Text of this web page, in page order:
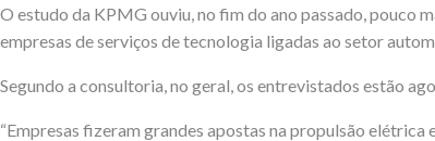
O estudo da KPMG ouviu, no fim do ano passado, pouco
empresas de serviços de tecnologia ligadas ao setor
Segundo a consultoria, no geral, os entrevistados estão
“Empresas fizeram grandes apostas na propulsão